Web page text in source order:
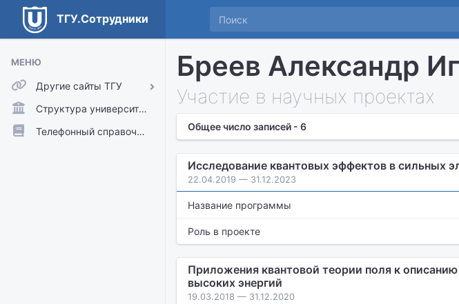
ТГУ.Сотрудники
МЕНЮ
Другие сайты ТГУ
ТГУ.Аккаунты
ТГУ.Расписание
Структура университета
Телефонный справочник
Бреев Александр
Участие в научных проектах
Общее число записей - 6
Исследование квантовых эффектов в сильных
22.04.2019 — 31.12.2023
Название программы
Роль в проекте
Приложения квантовой теории поля к
высоких энергий
19.03.2018 — 31.12.2020